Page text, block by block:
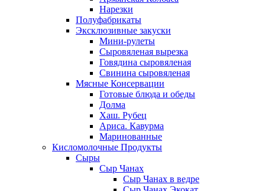
Нарезки
Полуфабрикаты
Эксклюзивные закуски
Мини-рулеты
Сыровяленая вырезка
Говядина сыровяленая
Свинина сыровяленая
Мясные Консервации
Готовые блюда и обеды
Долма
Хаш. Рубец
Ариса. Кавурма
Маринованные
Кисломолочные Продукты
Сыры
Сыр Чанах
Сыр Чанах в ведре